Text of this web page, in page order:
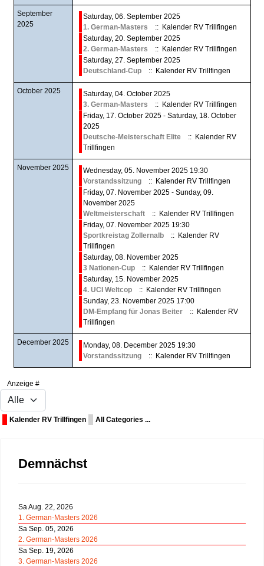
September
2025
Saturday, 06. September 2025
1. German-Masters
:: Kalender RV Trillfingen
Saturday, 20. September 2025
2. German-Masters
:: Kalender RV Trillfingen
Saturday, 27. September 2025
Deutschland-Cup
:: Kalender RV Trillfingen
October 2025
Saturday, 04. October 2025
3. German-Masters
:: Kalender RV Trillfingen
Friday, 17. October 2025 - Saturday, 18. October
2025
Deutsche-Meisterschaft Elite
:: Kalender RV
Trillfingen
November 2025
Wednesday, 05. November 2025 19:30
Vorstandssitzung
:: Kalender RV Trillfingen
Friday, 07. November 2025 - Sunday, 09.
November 2025
Weltmeisterschaft
:: Kalender RV Trillfingen
Friday, 07. November 2025 19:30
Sportkreistag Zollernalb
:: Kalender RV
Trillfingen
Saturday, 08. November 2025
3 Nationen-Cup
:: Kalender RV Trillfingen
Saturday, 15. November 2025
4. UCI Weltcop
:: Kalender RV Trillfingen
Sunday, 23. November 2025 17:00
DM-Empfang für Jonas Beiter
:: Kalender RV
Trillfingen
December 2025
Monday, 08. December 2025 19:30
Vorstandssitzung
:: Kalender RV Trillfingen
Anzeige #
Kalender RV Trillfingen All Categories ...
Demnächst
Sa Aug. 22, 2026
1. German-Masters 2026
Sa Sep. 05, 2026
2. German-Masters 2026
Sa Sep. 19, 2026
3. German-Masters 2026